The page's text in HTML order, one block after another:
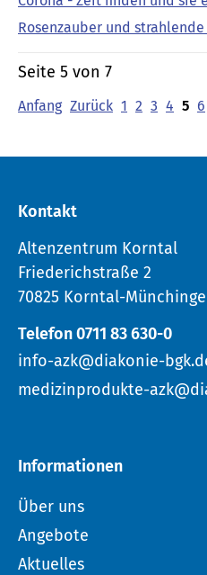
Rosenzauber und
Seite 5 von 7
Anfang Zurück 1 2 3 4 5 6
Kontakt
Altenzentrum Korntal
Friederichstraße 2
70825 Korntal-
Telefon 0711 83 630-0
info-azk@diakonie-
medizinprodukte-
Informationen
Über uns
Angebote
Aktuelles